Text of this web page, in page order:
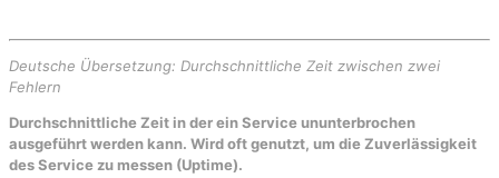
Deutsche Übersetzung: Durchschnittliche Zeit zwischen zwei
Fehlern
Durchschnittliche Zeit in der ein Service ununterbrochen
ausgeführt werden kann. Wird oft genutzt, um die Zuverlässigkeit
des Service zu messen (Uptime).